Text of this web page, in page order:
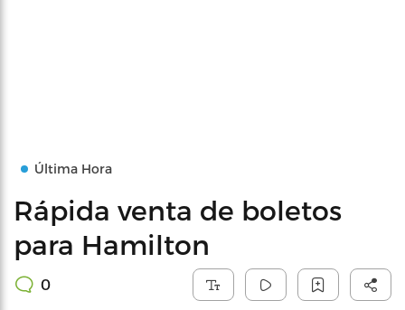
Última Hora
Rápida venta de boletos
para Hamilton
0